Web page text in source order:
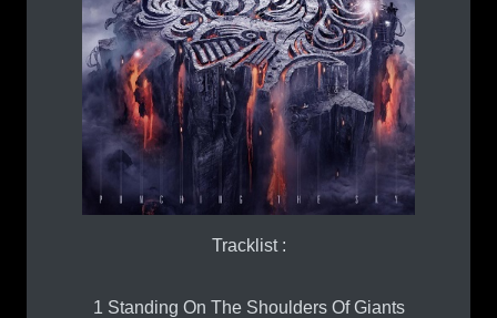
Tracklist :
1 Standing On The Shoulders Of Giants